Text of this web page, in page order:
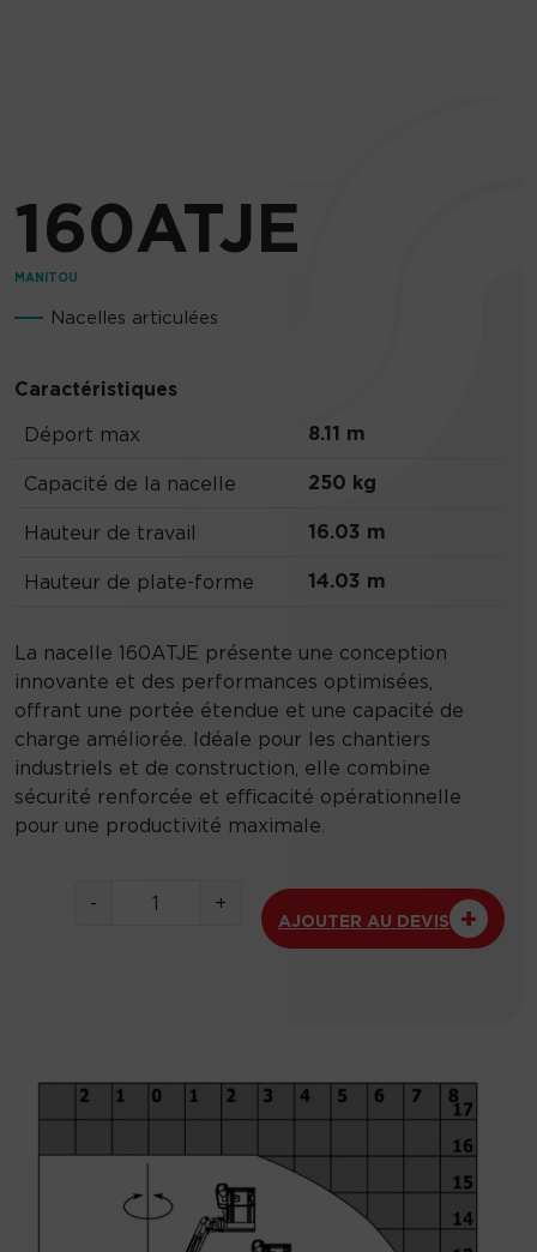
160ATJE
MANITOU
Nacelles articulées
Caractéristiques
Déport max 8.11 m
Capacité de la nacelle 250 kg
Hauteur de travail 16.03 m
Hauteur de plate-forme 14.03 m
La nacelle 160ATJE présente une conception
innovante et des performances optimisées,
offrant une portée étendue et une capacité de
charge améliorée. Idéale pour les chantiers
industriels et de construction, elle combine
sécurité renforcée et efficacité opérationnelle
pour une productivité maximale.
-
é
d
e
+
AJOUTER AU DEVIS